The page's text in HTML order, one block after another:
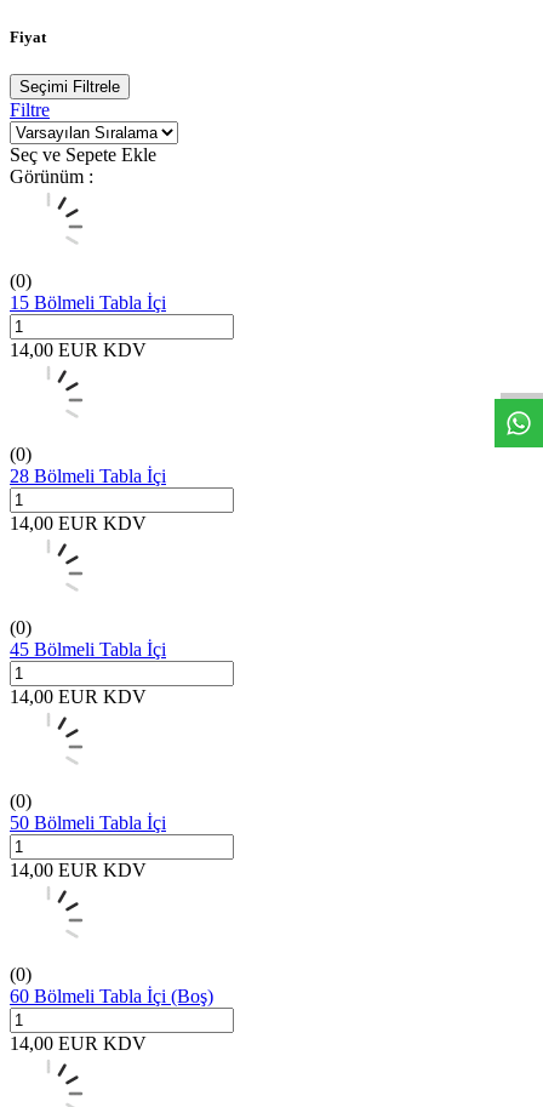
Fiyat
Seçimi Filtrele
Filtre
Seç ve Sepete Ekle
Görünüm :
(0)
15 Bölmeli Tabla İçi
14,00 EUR KDV
(0)
28 Bölmeli Tabla İçi
14,00 EUR KDV
(0)
45 Bölmeli Tabla İçi
14,00 EUR KDV
(0)
50 Bölmeli Tabla İçi
14,00 EUR KDV
(0)
60 Bölmeli Tabla İçi (Boş)
14,00 EUR KDV